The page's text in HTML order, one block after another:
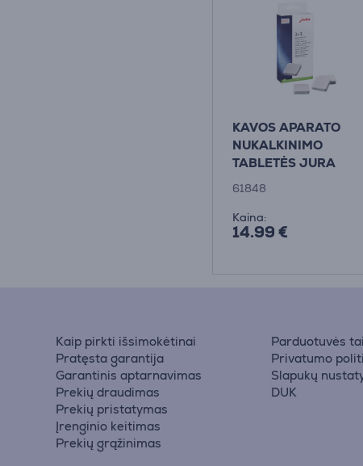
KAVOS APARATO
NUKALKINIMO
TABLETĖS JURA
61848 3 ciklai
61848
Kaina:
14.99 €
Kaip pirkti išsimokėtinai
Pratęsta garantija
Garantinis aptarnavimas
Prekių draudimas
Prekių pristatymas
Įrenginio keitimas
Prekių grąžinimas
Parduotuvės
Privatumo
Slapukų
DUK